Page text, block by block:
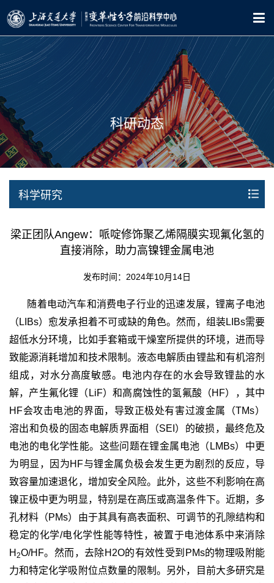
科研动态
科学研究
梁正团队Angew：哌啶修饰聚乙烯隔膜实现氟化氢的
直接消除，助力高镍锂金属电池
发布时间：2024年10月14日
随着电动汽车和消费电子行业的迅速发展，锂离子电池
（LIBs）愈发承担着不可或缺的角色。然而，组装LIBs需要
超低水分环境，比如手套箱或干燥室所提供的环境，进而导
致能源消耗增加和技术限制。液态电解质由锂盐和有机溶剂
组成，对水分高度敏感。电池内存在的水会导致锂盐的水
解，产生氟化锂（LiF）和高腐蚀性的氢氟酸（HF），其中
HF会攻击电池的界面，导致正极处有害过渡金属（TMs）
溶出和负极的固态电解质界面相（SEI）的破损，最终危及
电池的电化学性能。这些问题在锂金属电池（LMBs）中更
为明显，因为HF与锂金属负极会发生更为剧烈的反应，导
致容量加速退化，增加安全风险。此外，这些不利影响在高
镍正极中更为明显，特别是在高压或高温条件下。近期，多
孔材料（PMs）由于其具有高表面积、可调节的孔隙结构和
稳定的化学/电化学性能等特性，被置于电池体系中来消除
H 2O/HF。然而，去除H2O的有效性受到PMs的物理吸附能
力和特定化学吸附位点数量的限制。另外，目前大多研究是